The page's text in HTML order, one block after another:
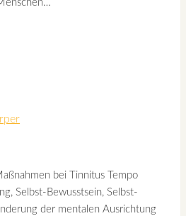
bei Tinnitus Tempo
Selbst-Bewusstsein, Selbst-
der mentalen Ausrichtung